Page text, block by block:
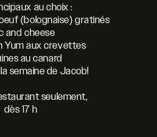
au choix :
(bolognaise) gratinés
and cheese
Yum aux crevettes
au canard
semaine de Jacob!
seulement,
dès 17 h